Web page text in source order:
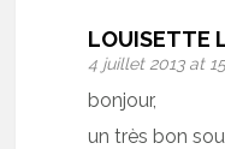
LOUISETTE
4 juillet 2013 at
bonjour,
un très bon